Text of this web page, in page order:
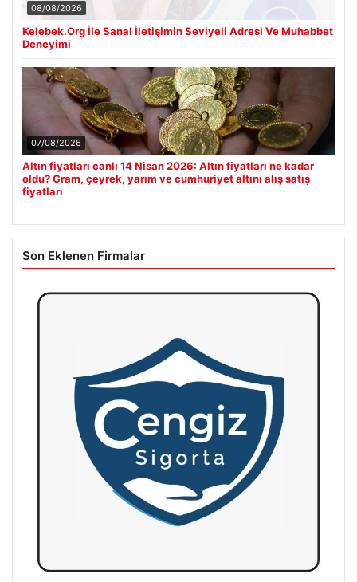
08/08/2026
Kelebek.Org İle Sanal İletişimin Seviyeli Adresi Ve Muhabbet
Deneyimi
07/08/2026
Altın fiyatları canlı 14 Nisan 2026: Altın fiyatları ne kadar
oldu? Gram, çeyrek, yarım ve cumhuriyet altını alış satış
fiyatları
Son Eklenen Firmalar